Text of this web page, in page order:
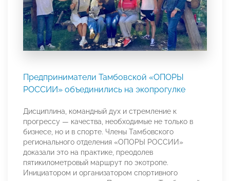
Предприниматели Тамбовской «ОПОРЫ
РОССИИ» объединились на экопрогулке
Дисциплина, командный дух и стремление к
прогрессу — качества, необходимые не только в
бизнесе, но и в спорте. Члены Тамбовского
регионального отделения «ОПОРЫ РОССИИ»
доказали это на практике, преодолев
пятикилометровый маршрут по экотропе.
Инициатором и организатором спортивного